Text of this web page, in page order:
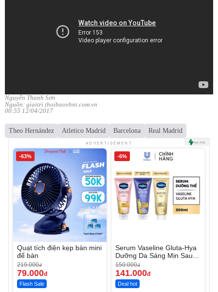
Nguyễn Thanh Sơn
Nguồn: giaitri.thoibaovhnt.com.vn
00:55 12/04/2017
Theo Hernández Atletico Madrid Barcelona Real Madrid
ADVERTISEMENT
-63%
Quạt tích điện kẹp bàn mini
để bàn
219.000đ
79.000đ
Flash Sale
-6%
Serum Vaseline Gluta-Hya
Dưỡng Da Sáng Mịn Sau 7
Ngày
150.000đ
141.000đ
Deal hot